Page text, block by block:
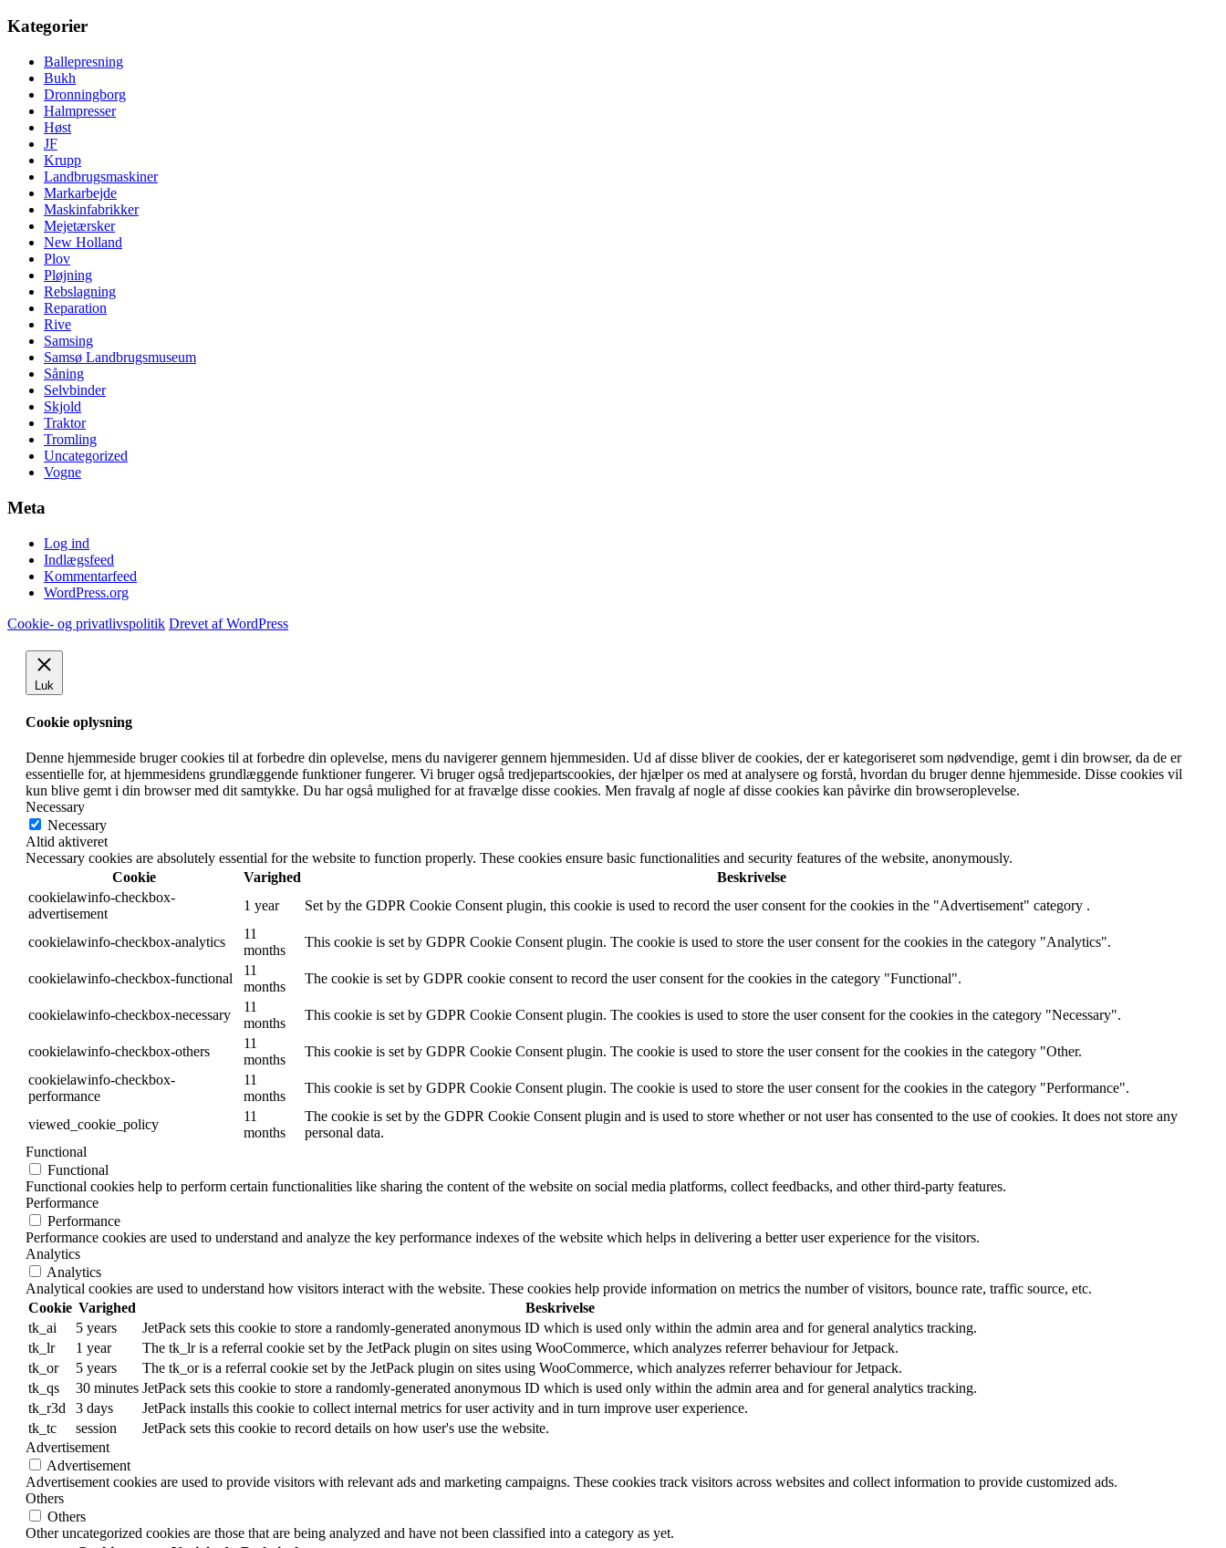
Kategorier
Ballepresning
Bukh
Dronningborg
Halmpresser
Høst
JF
Krupp
Landbrugsmaskiner
Markarbejde
Maskinfabrikker
Mejetærsker
New Holland
Plov
Pløjning
Rebslagning
Reparation
Rive
Samsing
Samsø Landbrugsmuseum
Såning
Selvbinder
Skjold
Traktor
Tromling
Uncategorized
Vogne
Meta
Log ind
Indlægsfeed
Kommentarfeed
WordPress.org
Cookie- og privatlivspolitik Drevet af WordPress
Luk
Cookie oplysning
Denne hjemmeside bruger cookies til at forbedre din oplevelse, mens du navigerer gennem hjemmesiden. Ud af disse bliver de cookies, der er kategoriseret som nødvendige, gemt i din browser, da de er
essentielle for, at hjemmesidens grundlæggende funktioner fungerer. Vi bruger også tredjepartscookies, der hjælper os med at analysere og forstå, hvordan du bruger denne hjemmeside. Disse cookies vil
kun blive gemt i din browser med dit samtykke. Du har også mulighed for at fravælge disse cookies. Men fravalg af nogle af disse cookies kan påvirke din browseroplevelse.
Necessary
Necessary
Altid aktiveret
Necessary cookies are absolutely essential for the website to function properly. These cookies ensure basic functionalities and security features of the website, anonymously.
Cookie
Varighed
Beskrivelse
cookielawinfo-checkbox-
advertisement
1 year Set by the GDPR Cookie Consent plugin, this cookie is used to record the user consent for the cookies in the "Advertisement" category .
cookielawinfo-checkbox-analytics
11
months
This cookie is set by GDPR Cookie Consent plugin. The cookie is used to store the user consent for the cookies in the category "Analytics".
cookielawinfo-checkbox-functional
11
months
The cookie is set by GDPR cookie consent to record the user consent for the cookies in the category "Functional".
cookielawinfo-checkbox-necessary
11
months
This cookie is set by GDPR Cookie Consent plugin. The cookies is used to store the user consent for the cookies in the category "Necessary".
cookielawinfo-checkbox-others
11
months
This cookie is set by GDPR Cookie Consent plugin. The cookie is used to store the user consent for the cookies in the category "Other.
cookielawinfo-checkbox-
performance
11
months
This cookie is set by GDPR Cookie Consent plugin. The cookie is used to store the user consent for the cookies in the category "Performance".
viewed_cookie_policy
11
months
The cookie is set by the GDPR Cookie Consent plugin and is used to store whether or not user has consented to the use of cookies. It does not store any
personal data.
Functional
Functional
Functional cookies help to perform certain functionalities like sharing the content of the website on social media platforms, collect feedbacks, and other third-party features.
Performance
Performance
Performance cookies are used to understand and analyze the key performance indexes of the website which helps in delivering a better user experience for the visitors.
Analytics
Analytics
Analytical cookies are used to understand how visitors interact with the website. These cookies help provide information on metrics the number of visitors, bounce rate, traffic source, etc.
Cookie Varighed
Beskrivelse
tk_ai
5 years
JetPack sets this cookie to store a randomly-generated anonymous ID which is used only within the admin area and for general analytics tracking.
tk_lr
1 year
The tk_lr is a referral cookie set by the JetPack plugin on sites using WooCommerce, which analyzes referrer behaviour for Jetpack.
tk_or
5 years
The tk_or is a referral cookie set by the JetPack plugin on sites using WooCommerce, which analyzes referrer behaviour for Jetpack.
tk_qs
30 minutes JetPack sets this cookie to store a randomly-generated anonymous ID which is used only within the admin area and for general analytics tracking.
tk_r3d
3 days
JetPack installs this cookie to collect internal metrics for user activity and in turn improve user experience.
tk_tc
session
JetPack sets this cookie to record details on how user's use the website.
Advertisement
Advertisement
Advertisement cookies are used to provide visitors with relevant ads and marketing campaigns. These cookies track visitors across websites and collect information to provide customized ads.
Others
Others
Other uncategorized cookies are those that are being analyzed and have not been classified into a category as yet.